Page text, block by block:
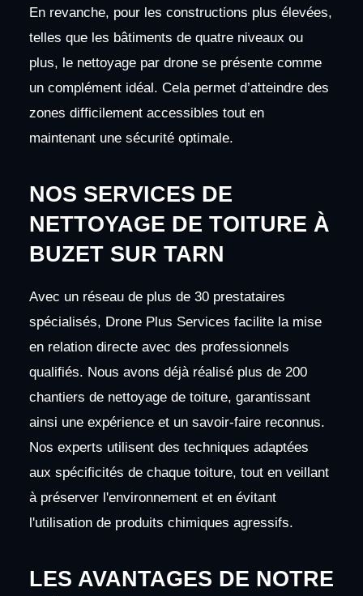
En revanche, pour les constructions plus élevées,
telles que les bâtiments de quatre niveaux ou
plus, le nettoyage par drone se présente comme
un complément idéal. Cela permet d’atteindre des
zones difficilement accessibles tout en
maintenant une sécurité optimale.
NOS SERVICES DE
NETTOYAGE DE TOITURE À
BUZET SUR TARN
Avec un réseau de plus de 30 prestataires
spécialisés, Drone Plus Services facilite la mise
en relation directe avec des professionnels
qualifiés. Nous avons déjà réalisé plus de 200
chantiers de nettoyage de toiture, garantissant
ainsi une expérience et un savoir-faire reconnus.
Nos experts utilisent des techniques adaptées
aux spécificités de chaque toiture, tout en veillant
à préserver l'environnement et en évitant
l'utilisation de produits chimiques agressifs.
LES AVANTAGES DE NOTRE